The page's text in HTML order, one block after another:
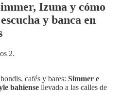
Izuna y cómo
y banca en
2.
cafés y bares: Simmer e
bahiense llevado a las calles de